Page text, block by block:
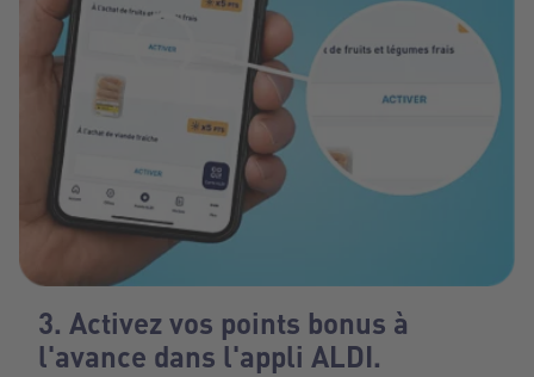
3. Activez vos points bonus à
l'avance dans l'appli ALDI.